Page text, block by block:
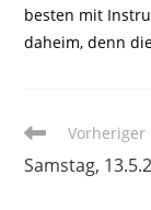
besten mit
daheim, denn
Weitere
ansehen
Vorheriger
Samstag,